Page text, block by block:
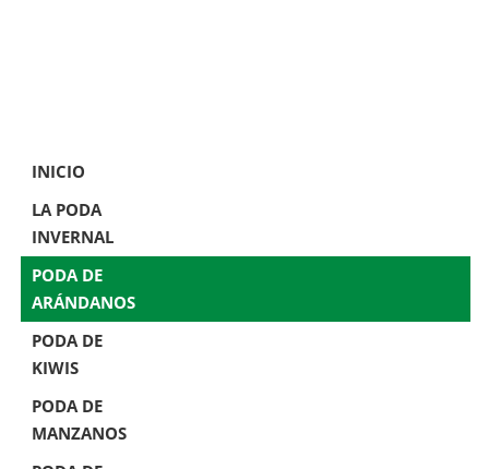
INICIO
LA PODA
INVERNAL
PODA DE
ARÁNDANOS
PODA DE
KIWIS
PODA DE
MANZANOS